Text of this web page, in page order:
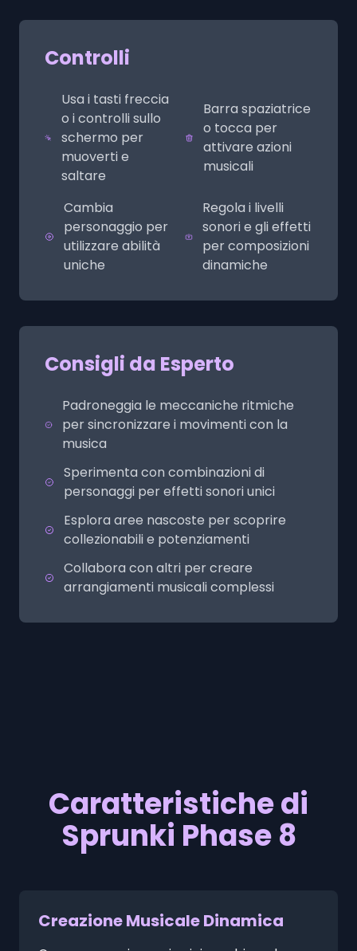
Controlli
Usa i tasti freccia
o i controlli sullo
schermo per
muoverti e
saltare
Barra spaziatrice
o tocca per
attivare azioni
musicali
Cambia
personaggio per
utilizzare abilità
uniche
Regola i livelli
sonori e gli effetti
per composizioni
dinamiche
Consigli da Esperto
Padroneggia le meccaniche ritmiche
per sincronizzare i movimenti con la
musica
Sperimenta con combinazioni di
personaggi per effetti sonori unici
Esplora aree nascoste per scoprire
collezionabili e potenziamenti
Collabora con altri per creare
arrangiamenti musicali complessi
Caratteristiche di
Sprunki Phase 8
Creazione Musicale Dinamica